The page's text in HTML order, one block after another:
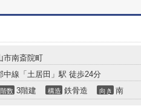
市南斎院町
中線「土居田」駅 徒歩24分
階数 3階建 構造 鉄骨造 向き 南